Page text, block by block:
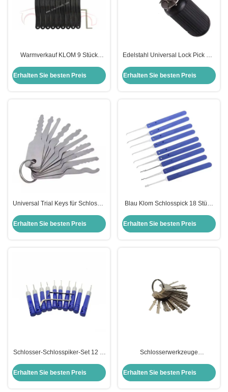
Warmverkauf KLOM 9 Stück
Fortgeschrittenes 9-Stück-Set
Schlosserwerkzeuge
Erhalten Sie besten Preis
Edelstahl Universal Lock Pick Set
Training Lock Picking Set
Erhalten Sie besten Preis
Universal Trial Keys für Schlosser
Set Werkzeug Schloss Picking 10
Beide Seiten
Erhalten Sie besten Preis
Blau Klom Schlosspick 18 Stück
Schlosseröffner
Schlosserlieferungen
Erhalten Sie besten Preis
Schlosser-Schlosspiker-Set 12 in
Schlossöffnungswerkzeuge
Erhalten Sie besten Preis
Schlosserwerkzeuge
Schloss Picking KLOM Gold
Stahlhängeschloss universelle
Erhalten Sie besten Preis